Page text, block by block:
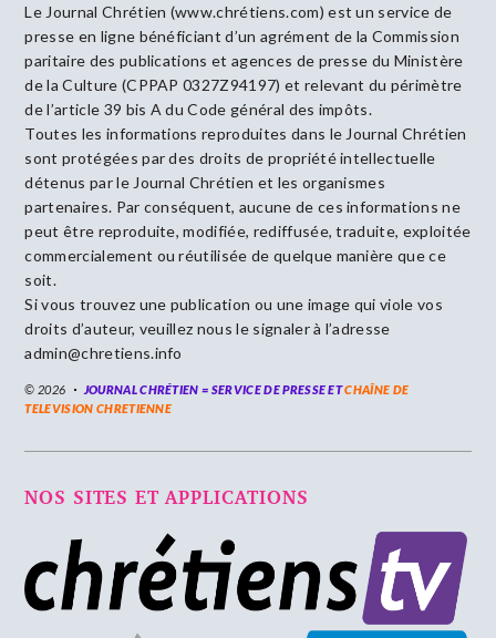
Le Journal Chrétien (www.chrétiens.com) est un service de
presse en ligne bénéficiant d’un agrément de la Commission
paritaire des publications et agences de presse du Ministère
de la Culture (CPPAP 0327Z94197) et relevant du périmètre
de l’article 39 bis A du Code général des impôts.
Toutes les informations reproduites dans le Journal Chrétien
sont protégées par des droits de propriété intellectuelle
détenus par le Journal Chrétien et les organismes
partenaires. Par conséquent, aucune de ces informations ne
peut être reproduite, modifiée, rediffusée, traduite, exploitée
commercialement ou réutilisée de quelque manière que ce
soit.
Si vous trouvez une publication ou une image qui viole vos
droits d’auteur, veuillez nous le signaler à l’adresse
admin@chretiens.info
© 2026 JOURNAL CHRÉTIEN = SERVICE DE PRESSE ETCHAÎNE DE
TELEVISION CHRETIENNE
NOS SITES ET APPLICATIONS